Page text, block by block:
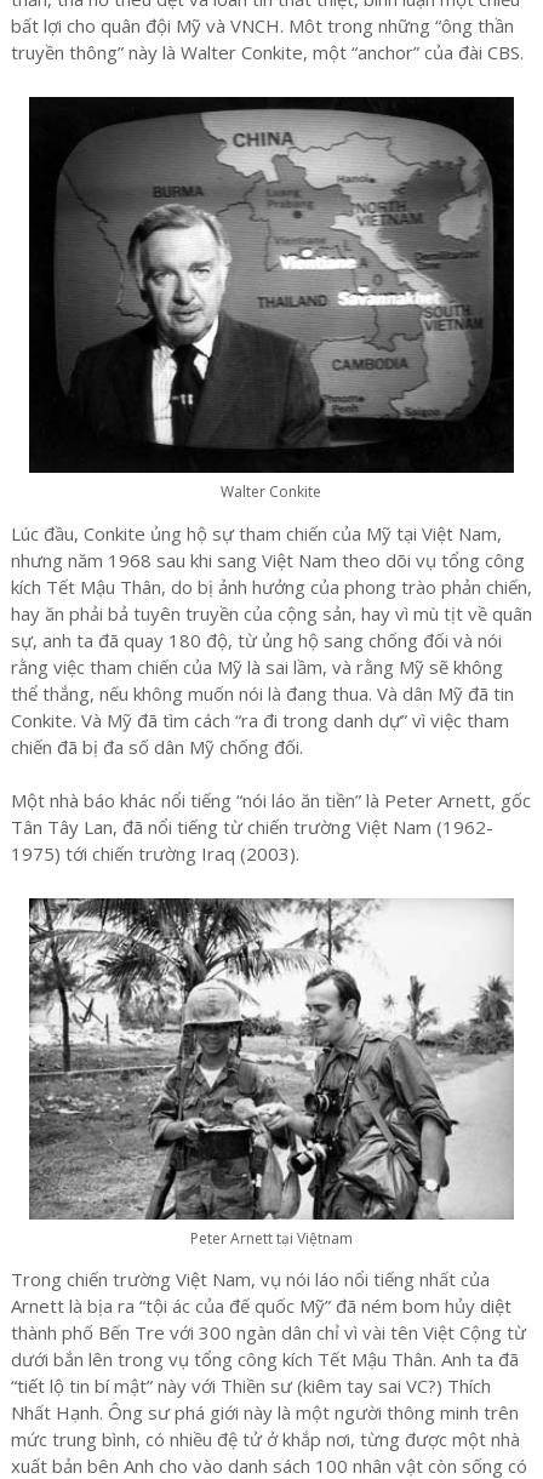
bất lợi cho quân đội Mỹ và VNCH. Môt trong những “ông thần
truyền thông” này là Walter Conkite, một “anchor” của đài CBS.
Walter Conkite
Lúc đầu, Conkite ủng hộ sự tham chiến của Mỹ tại Việt Nam,
nhưng năm 1968 sau khi sang Việt Nam theo dõi vụ tổng công
kích Tết Mậu Thân, do bị ảnh hưởng của phong trào phản chiến,
hay ăn phải bả tuyên truyền của cộng sản, hay vì mù tịt về quân
sự, anh ta đã quay 180 độ, từ ủng hộ sang chống đối và nói
rằng việc tham chiến của Mỹ là sai lầm, và rằng Mỹ sẽ không
thể thắng, nếu không muốn nói là đang thua. Và dân Mỹ đã tin
Conkite. Và Mỹ đã tìm cách “ra đi trong danh dự” vì việc tham
chiến đã bị đa số dân Mỹ chống đối.
Một nhà báo khác nổi tiếng “nói láo ăn tiền” là Peter Arnett, gốc
Tân Tây Lan, đã nổi tiếng từ chiến trường Việt Nam (1962-
1975) tới chiến trường Iraq (2003).
Peter Arnett tại Việtnam
Trong chiến trường Việt Nam, vụ nói láo nổi tiếng nhất của
Arnett là bịa ra “tội ác của đế quốc Mỹ” đã ném bom hủy diệt
thành phố Bến Tre với 300 ngàn dân chỉ vì vài tên Việt Cộng từ
dưới bắn lên trong vụ tổng công kích Tết Mậu Thân. Anh ta đã
“tiết lộ tin bí mật” này với Thiền sư (kiêm tay sai VC?) Thích
Nhất Hạnh. Ông sư phá giới này là một người thông minh trên
mức trung bình, có nhiều đệ tử ở khắp nơi, từng được một nhà
xuất bản bên Anh cho vào danh sách 100 nhân vật còn sống có